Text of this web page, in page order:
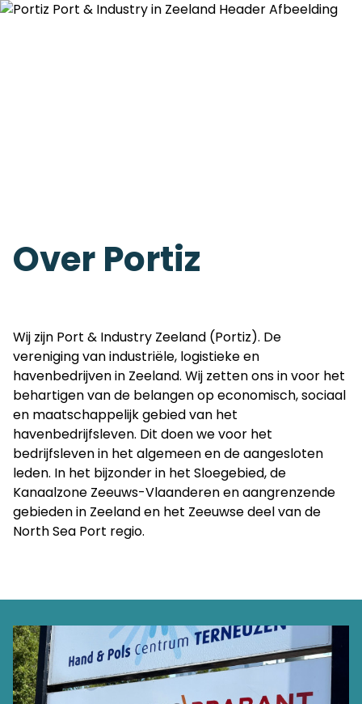
Over Portiz
Wij zijn Port & Industry Zeeland (Portiz). De
vereniging van industriële, logistieke en
havenbedrijven in Zeeland. Wij zetten ons in voor het
behartigen van de belangen op economisch, sociaal
en maatschappelijk gebied van het
havenbedrijfsleven. Dit doen we voor het
bedrijfsleven in het algemeen en de aangesloten
leden. In het bijzonder in het Sloegebied, de
Kanaalzone Zeeuws-Vlaanderen en aangrenzende
gebieden in Zeeland en het Zeeuwse deel van de
North Sea Port regio.